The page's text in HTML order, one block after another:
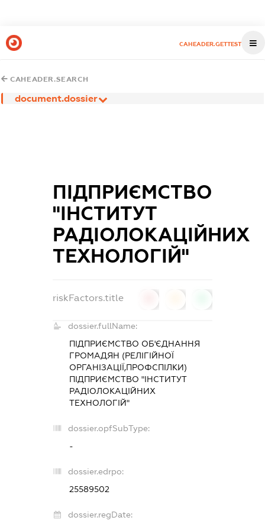
CAHEADER.GETTEST
CAHEADER.SEARCH
document.dossier
ПІДПРИЄМСТВО
"ІНСТИТУТ
РАДІОЛОКАЦІЙНИХ
ТЕХНОЛОГІЙ"
riskFactors.title
dossier.fullName:
ПІДПРИЄМСТВО ОБ'ЄДНАННЯ
ГРОМАДЯН (РЕЛІГІЙНОЇ
ОРГАНІЗАЦІЇ,ПРОФСПІЛКИ)
ПІДПРИЄМСТВО "ІНСТИТУТ
РАДІОЛОКАЦІЙНИХ
ТЕХНОЛОГІЙ"
dossier.opfSubType:
-
dossier.edrpo:
25589502
dossier.regDate: